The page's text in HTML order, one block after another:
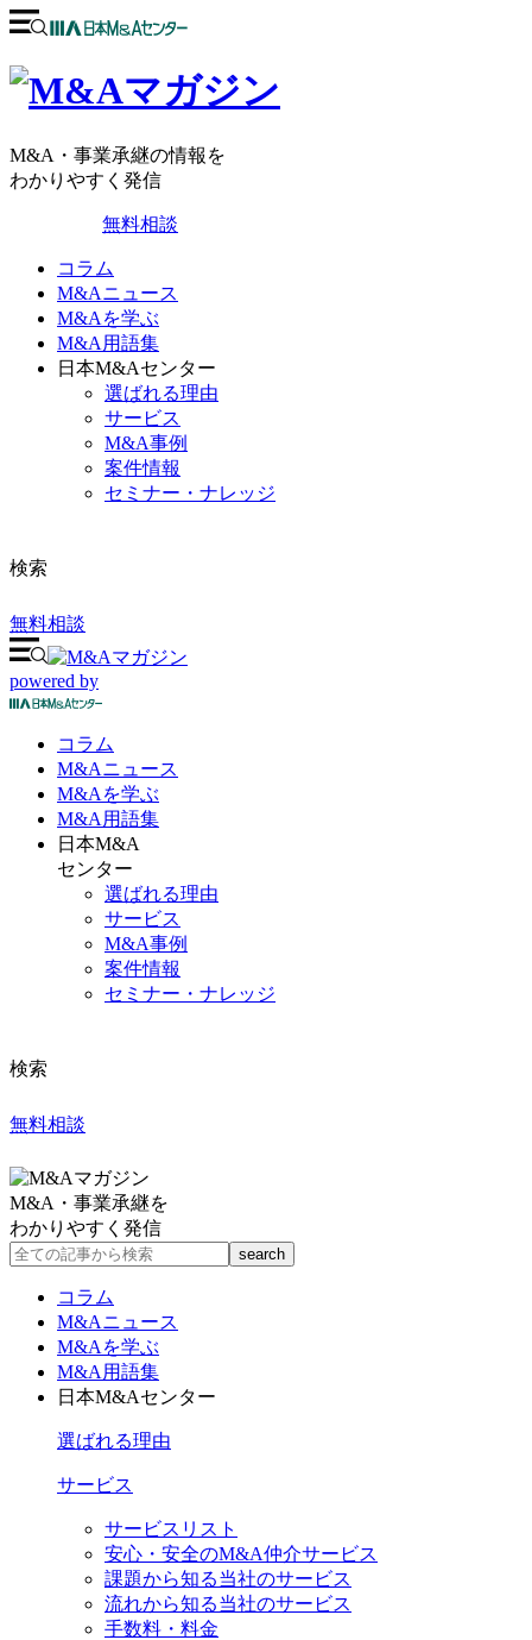
M&A・事業承継の情報を
わかりやすく発信
無料相談
コラム
M&Aニュース
M&Aを学ぶ
M&A用語集
日本M&Aセンター
選ばれる理由
サービス
M&A事例
案件情報
セミナー・ナレッジ
検索
無料相談
powered by
コラム
M&Aニュース
M&Aを学ぶ
M&A 用語集
日本M&A
センター
選ばれる理由
サービス
M&A事例
案件情報
セミナー・ナレッジ
検索
無料相談
M&A・事業承継を
わかりやすく発信
コラム
M&Aニュース
M&Aを学ぶ
M&A用語集
日本M&Aセンター
選ばれる理由
サービス
サービスリスト
安心・安全のM&A仲介サービス
課題から知る当社のサービス
流れから知る当社のサービス
手数料・料金